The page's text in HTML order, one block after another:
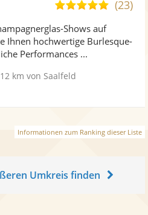
5,0
Sternen
(23)
Shows auf
Ihnen hochwertige Burlesque-
Performances ...
km von Saalfeld
Informationen zum Ranking dieser Liste
Umkreis finden